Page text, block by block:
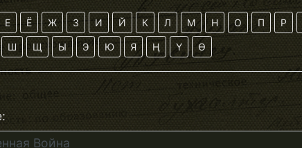
Е Ё Ж З И Й К Л М Н О П Р
Ш Щ Ы Э Ю Я Ң Ү Ө